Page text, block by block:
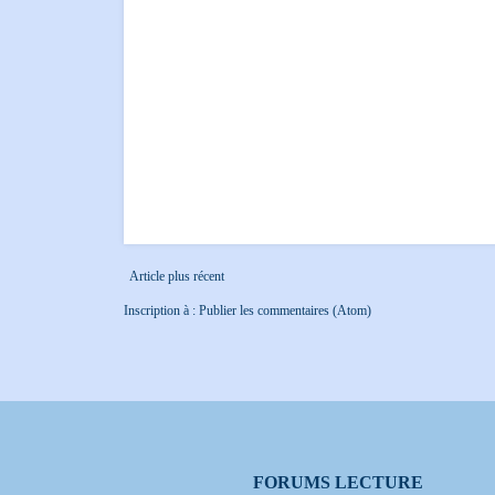
Article plus récent
Inscription à : Publier les commentaires (Atom)
FORUMS LECTURE